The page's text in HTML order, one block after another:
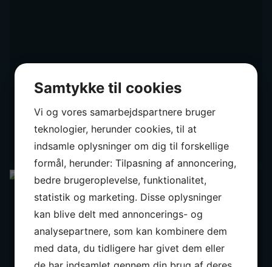
Samtykke til cookies
Vi og vores samarbejdspartnere bruger
teknologier, herunder cookies, til at
indsamle oplysninger om dig til forskellige
formål, herunder: Tilpasning af annoncering,
bedre brugeroplevelse, funktionalitet,
statistik og marketing. Disse oplysninger
kan blive delt med annoncerings- og
analysepartnere, som kan kombinere dem
med data, du tidligere har givet dem eller